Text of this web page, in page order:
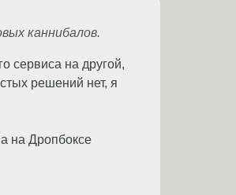
каннибалoв.
сервиса на другой,
решений нет, я
на Дропбоксе